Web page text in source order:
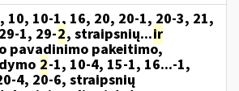
10, 10-1, 16, 20, 20-1, 20-3, 21,
1, 29-2, straipsnių...ir
pavadinimo pakeitimo,
2-1, 10-4, 15-1, 16...-1,
4, 20-6, straipsnių